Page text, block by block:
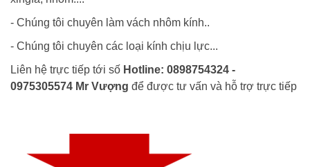
- Chúng tôi chuyên làm vách nhôm kính..
- Chúng tôi chuyên các loại kính chịu lực...
Liên hệ trực tiếp tới số Hotline: 0898754324 -
0975305574 Mr Vượng để được tư vấn và hỗ trợ trực tiếp